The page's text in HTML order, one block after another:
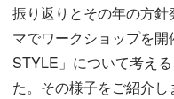
振り返りとその年の方
マでワークショップを
STYLE」について考え
た。その様子をご紹介し